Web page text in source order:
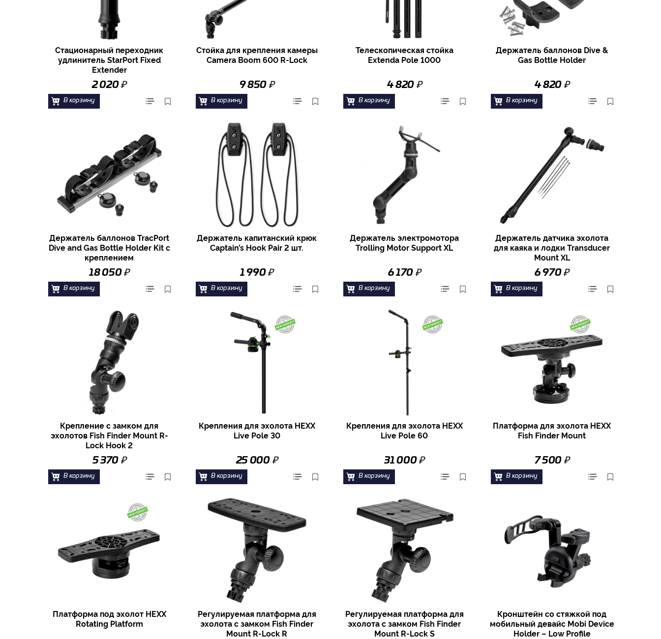
Стационарный переходник
удлинитель StarPort Fixed
Extender
2 020 ₽
В корзину
Стойка для крепления камеры
Camera Boom 600 R-Lock
9 850 ₽
В корзину
Телескопическая стойка
Extenda Pole 1000
4 820 ₽
В корзину
Держатель баллонов Dive &
Gas Bottle Holder
4 820 ₽
В корзину
Держатель баллонов TracPort
Dive and Gas Bottle Holder Kit с
креплением
18 050 ₽
В корзину
Держатель капитанский крюк
Captain’s Hook Pair 2 шт.
1 990 ₽
В корзину
Держатель электромотора
Trolling Motor Support XL
6 170 ₽
В корзину
Держатель датчика эхолота
для каяка и лодки Transducer
Mount XL
6 970 ₽
В корзину
Крепление с замком для
эхолотов Fish Finder Mount R-
Lock Hook 2
5 370 ₽
В корзину
Крепления для эхолота HEXX
Live Pole 30
25 000 ₽
В корзину
Крепления для эхолота HEXX
Live Pole 60
31 000 ₽
В корзину
Платформа для эхолота HEXX
Fish Finder Mount
7 500 ₽
В корзину
Платформа под эхолот HEXX
Rotating Platform
Регулируемая платформа для
эхолота с замком Fish Finder
Mount R-Lock R
Регулируемая платформа для
эхолота с замком Fish Finder
Mount R-Lock S
Кронштейн со стяжкой под
мобильный девайс Mobi Device
Holder – Low Profile